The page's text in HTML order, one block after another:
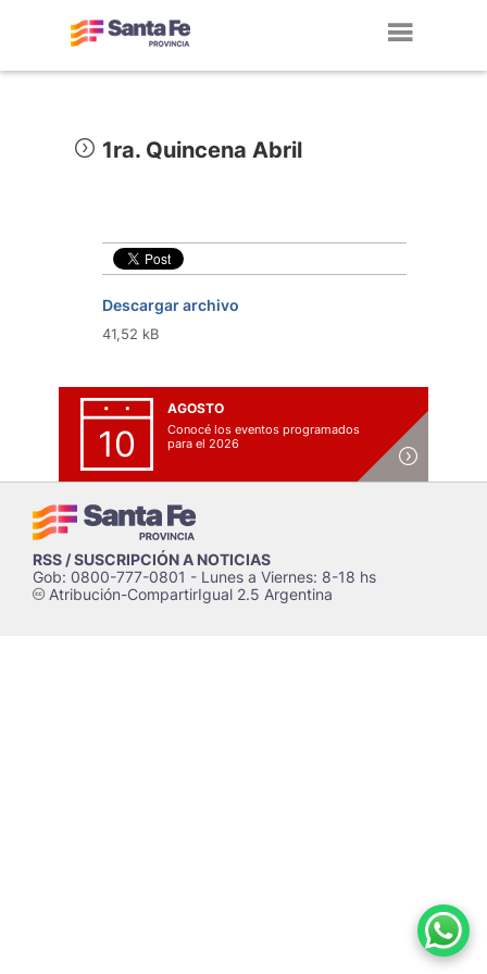
1ra. Quincena Abril
Descargar archivo
41,52 kB
10
AGOSTO
Conocé los eventos programados
para el 2026
RSS / SUSCRIPCIÓN A NOTICIAS
Gob: 0800-777-0801 - Lunes a Viernes: 8-18 hs
cAtribución-CompartirIgual 2.5 Argentina